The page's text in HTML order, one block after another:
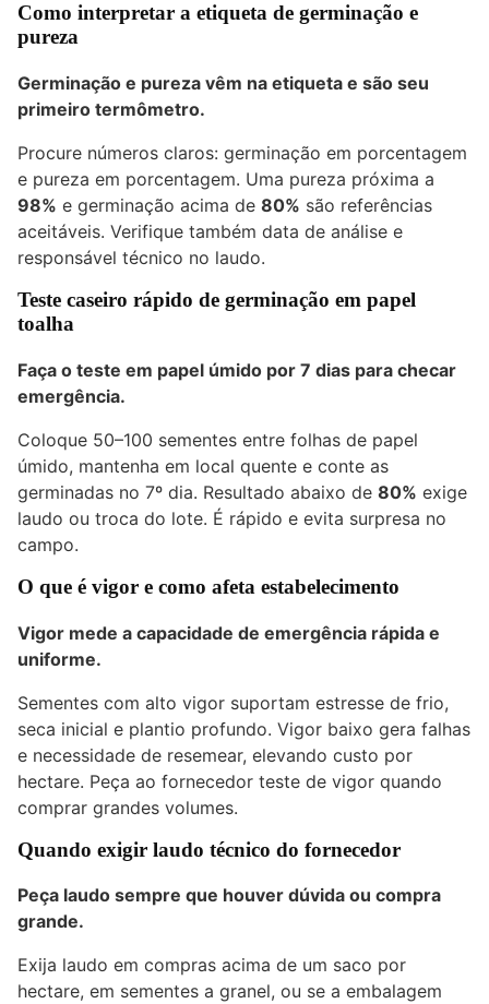
Como interpretar a etiqueta de germinação e
pureza
Germinação e pureza vêm na etiqueta e são seu
primeiro termômetro.
Procure números claros: germinação em porcentagem
e pureza em porcentagem. Uma pureza próxima a
98% e germinação acima de 80% são referências
aceitáveis. Verifique também data de análise e
responsável técnico no laudo.
Teste caseiro rápido de germinação em papel
toalha
Faça o teste em papel úmido por 7 dias para checar
emergência.
Coloque 50–100 sementes entre folhas de papel
úmido, mantenha em local quente e conte as
germinadas no 7º dia. Resultado abaixo de 80% exige
laudo ou troca do lote. É rápido e evita surpresa no
campo.
O que é vigor e como afeta estabelecimento
Vigor mede a capacidade de emergência rápida e
uniforme.
Sementes com alto vigor suportam estresse de frio,
seca inicial e plantio profundo. Vigor baixo gera falhas
e necessidade de resemear, elevando custo por
hectare. Peça ao fornecedor teste de vigor quando
comprar grandes volumes.
Quando exigir laudo técnico do fornecedor
Peça laudo sempre que houver dúvida ou compra
grande.
Exija laudo em compras acima de um saco por
hectare, em sementes a granel, ou se a embalagem